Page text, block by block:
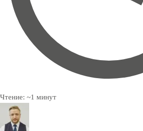
Чтение: ~1 минут